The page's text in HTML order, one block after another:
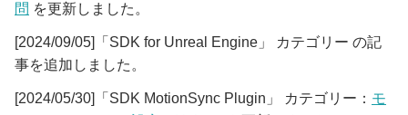
問 を更新しました。
[2024/09/05]「SDK for Unreal Engine」 カテゴリー の記
事を追加しました。
[2024/05/30]「SDK MotionSync Plugin」 カテゴリー： モ